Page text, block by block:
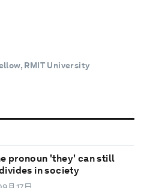
RMIT University
pronoun 'they' can still
in society